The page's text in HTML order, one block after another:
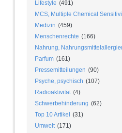
Lifestyle (491)
MCS, Multiple Chemical
Medizin (459)
Menschenrechte (166)
Nahrung,
Parfum (161)
Pressemitteilungen (90)
Psyche, psychisch (107)
Radioaktivität (4)
Schwerbehinderung (62)
Top 10 Artikel
(31)
Umwelt (171)